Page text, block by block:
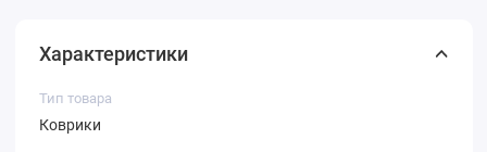
Характеристики
Тип товара
Коврики